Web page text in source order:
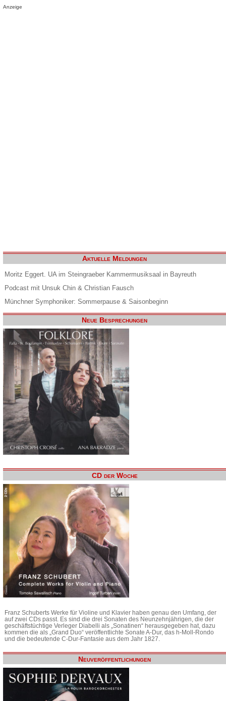
Anzeige
Aktuelle Meldungen
Moritz Eggert. UA im Steingraeber Kammermusiksaal in Bayreuth
Podcast mit Unsuk Chin & Christian Fausch
Münchner Symphoniker: Sommerpause & Saisonbeginn
Neue Besprechungen
CD der Woche
Franz Schuberts Werke für Violine und Klavier haben genau den Umfang, der
auf zwei CDs passt. Es sind die drei Sonaten des Neunzehnjährigen, die der
geschäftstüchtige Verleger Diabelli als „Sonatinen“ herausgegeben hat, dazu
kommen die als „Grand Duo“ veröffentlichte Sonate A-Dur, das h-Moll-Rondo
und die bedeutende C-Dur-Fantasie aus dem Jahr 1827.
Neuveröffentlichungen